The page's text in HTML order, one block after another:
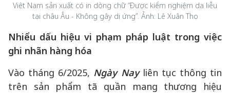
Việt Nam sản xuất có in dòng chữ “Được kiểm nghiệm da liễu
tại châu Âu - Không gây dị ứng”. Ảnh: Lê Xuân Thọ
Nhiểu dấu hiệu vi phạm pháp luật trong việc
ghi nhãn hàng hóa
Vào tháng 6/2025, Ngày Nay liên tục thông tin
trên sản phẩm tã quần mang thương hiệu